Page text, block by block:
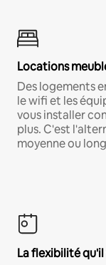
Locations
Des logements
le wifi et les
vous installer
plus. C'est
moyenne ou
La flexibilité